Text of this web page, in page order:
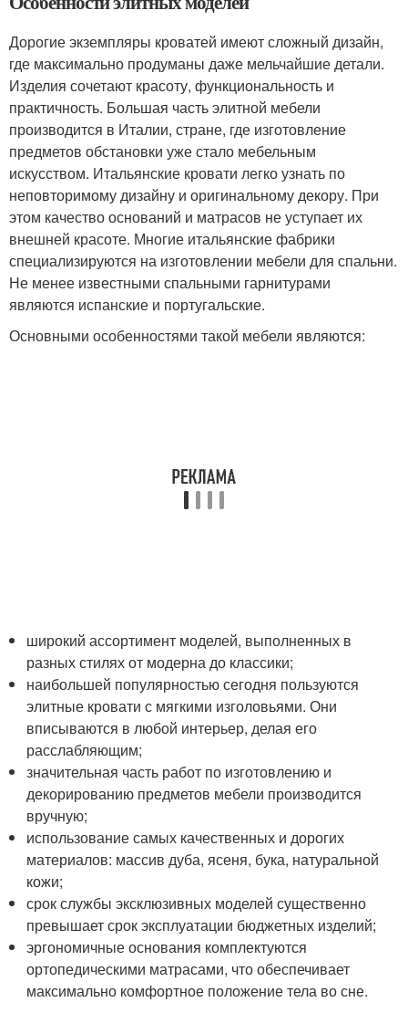
Дорогие экземпляры кроватей имеют сложный дизайн,
где максимально продуманы даже мельчайшие детали.
Изделия сочетают красоту, функциональность и
практичность. Большая часть элитной мебели
производится в Италии, стране, где изготовление
предметов обстановки уже стало мебельным
искусством. Итальянские кровати легко узнать по
неповторимому дизайну и оригинальному декору. При
этом качество оснований и матрасов не уступает их
внешней красоте. Многие итальянские фабрики
специализируются на изготовлении мебели для спальни.
Не менее известными спальными гарнитурами
являются испанские и португальские.
Основными особенностями такой мебели являются:
широкий ассортимент моделей, выполненных в
разных стилях от модерна до классики;
наибольшей популярностью сегодня пользуются
элитные кровати с мягкими изголовьями. Они
вписываются в любой интерьер, делая его
расслабляющим;
значительная часть работ по изготовлению и
декорированию предметов мебели производится
вручную;
использование самых качественных и дорогих
материалов: массив дуба, ясеня, бука, натуральной
кожи;
срок службы эксклюзивных моделей существенно
превышает срок эксплуатации бюджетных изделий;
эргономичные основания комплектуются
ортопедическими матрасами, что обеспечивает
максимально комфортное положение тела во сне.